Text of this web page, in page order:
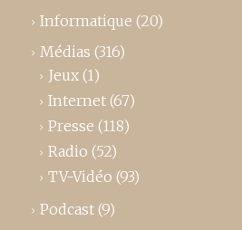
Informatique (20)
Médias (316)
Jeux (1)
Internet (67)
Presse (118)
Radio (52)
TV-Vidéo (93)
Podcast (9)